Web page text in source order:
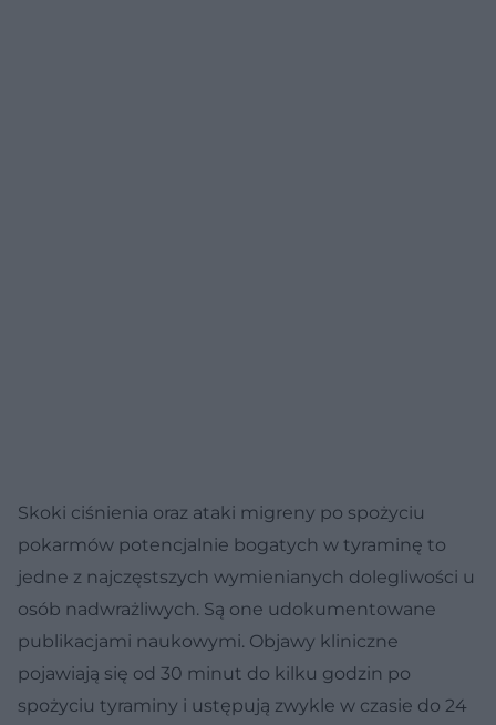
Skoki ciśnienia oraz ataki migreny po spożyciu
pokarmów potencjalnie bogatych w tyraminę to
jedne z najczęstszych wymienianych dolegliwości u
osób nadwrażliwych. Są one udokumentowane
publikacjami naukowymi. Objawy kliniczne
pojawiają się od 30 minut do kilku godzin po
spożyciu tyraminy i ustępują zwykle w czasie do 24